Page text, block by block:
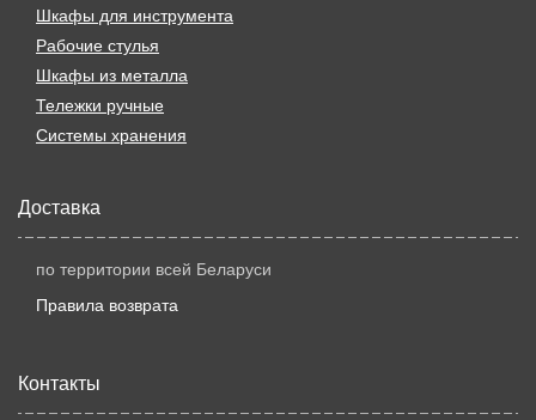
Шкафы для инструмента
Рабочие стулья
Шкафы из металла
Тележки ручные
Системы хранения
Доставка
по территории всей Беларуси
Правила возврата
Контакты